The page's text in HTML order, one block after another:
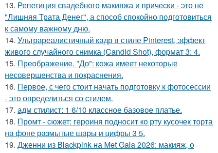
13. Репетиция свадебного макияжа и прически - это не
"Лишняя Трата Денег", а способ спокойно подготовиться
к самому важному дню.
14. Ультрареалистичный кадр в стиле Pinterest, эффект
живого случайного снимка (Candid Shot), формат 3: 4.
15. Преображение. "До": кожа имеет некоторые
несовершенства и покраснения.
16. Первое, с чего стоит начать подготовку к фотосессии
- это определиться со стилем.
17. адм стилист: 1 6/10 классное базовое платье.
18. Промт - сюжет: героиня подносит ко рту кусочек торта
на фоне размытые шары и цифры 3 5.
19. Дженни из Blackpink на Met Gala 2026: макияж, о